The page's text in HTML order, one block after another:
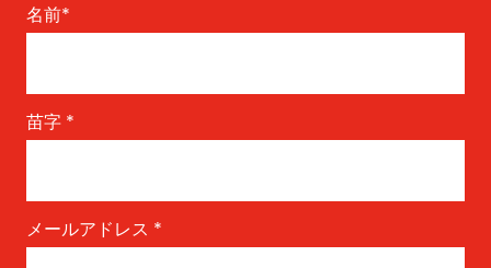
名前*
苗字 *
メールアドレス *